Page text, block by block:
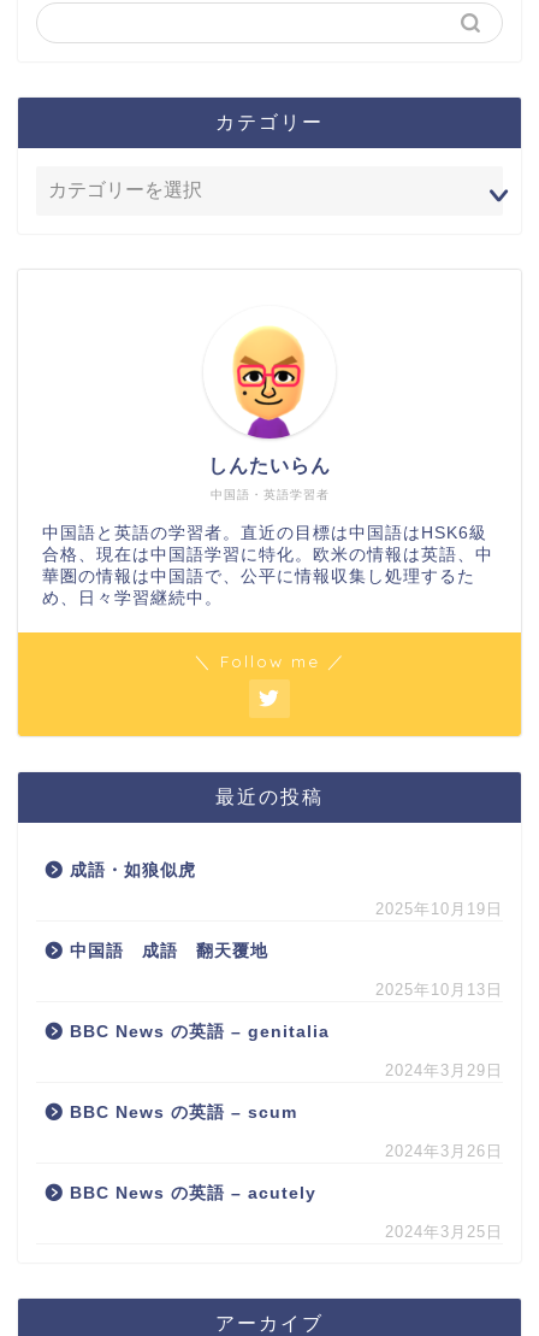
カテゴリー
中国語・英語学習者
しんたいらん
中国語と英語の学習者。直近の目標は中国語はHSK6級
合格、現在は中国語学習に特化。欧米の情報は英語、中
華圏の情報は中国語で、公平に情報収集し処理するた
め、日々学習継続中。
＼ Follow me ／
最近の投稿
成語・如狼似虎
2025年10月19日
中国語 成語 翻天覆地
2025年10月13日
BBC News の英語 – genitalia
2024年3月29日
BBC News の英語 – scum
2024年3月26日
BBC News の英語 – acutely
2024年3月25日
アーカイブ